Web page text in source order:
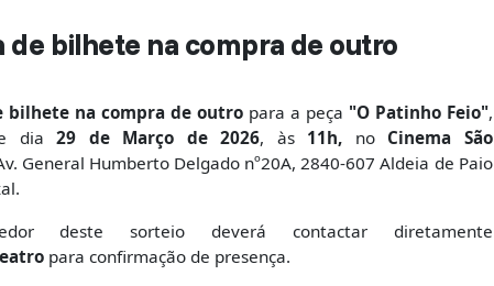
de bilhete na compra de outro
bilhete na compra de outropara a peça "O Patinho Feio",
dia29 de Março de 2026, às 11h, no Cinema São
General Humberto Delgado nº20A, 2840-607 Aldeia de Paio
deste sorteio deverá contactar diretamente
para confirmação de presença.